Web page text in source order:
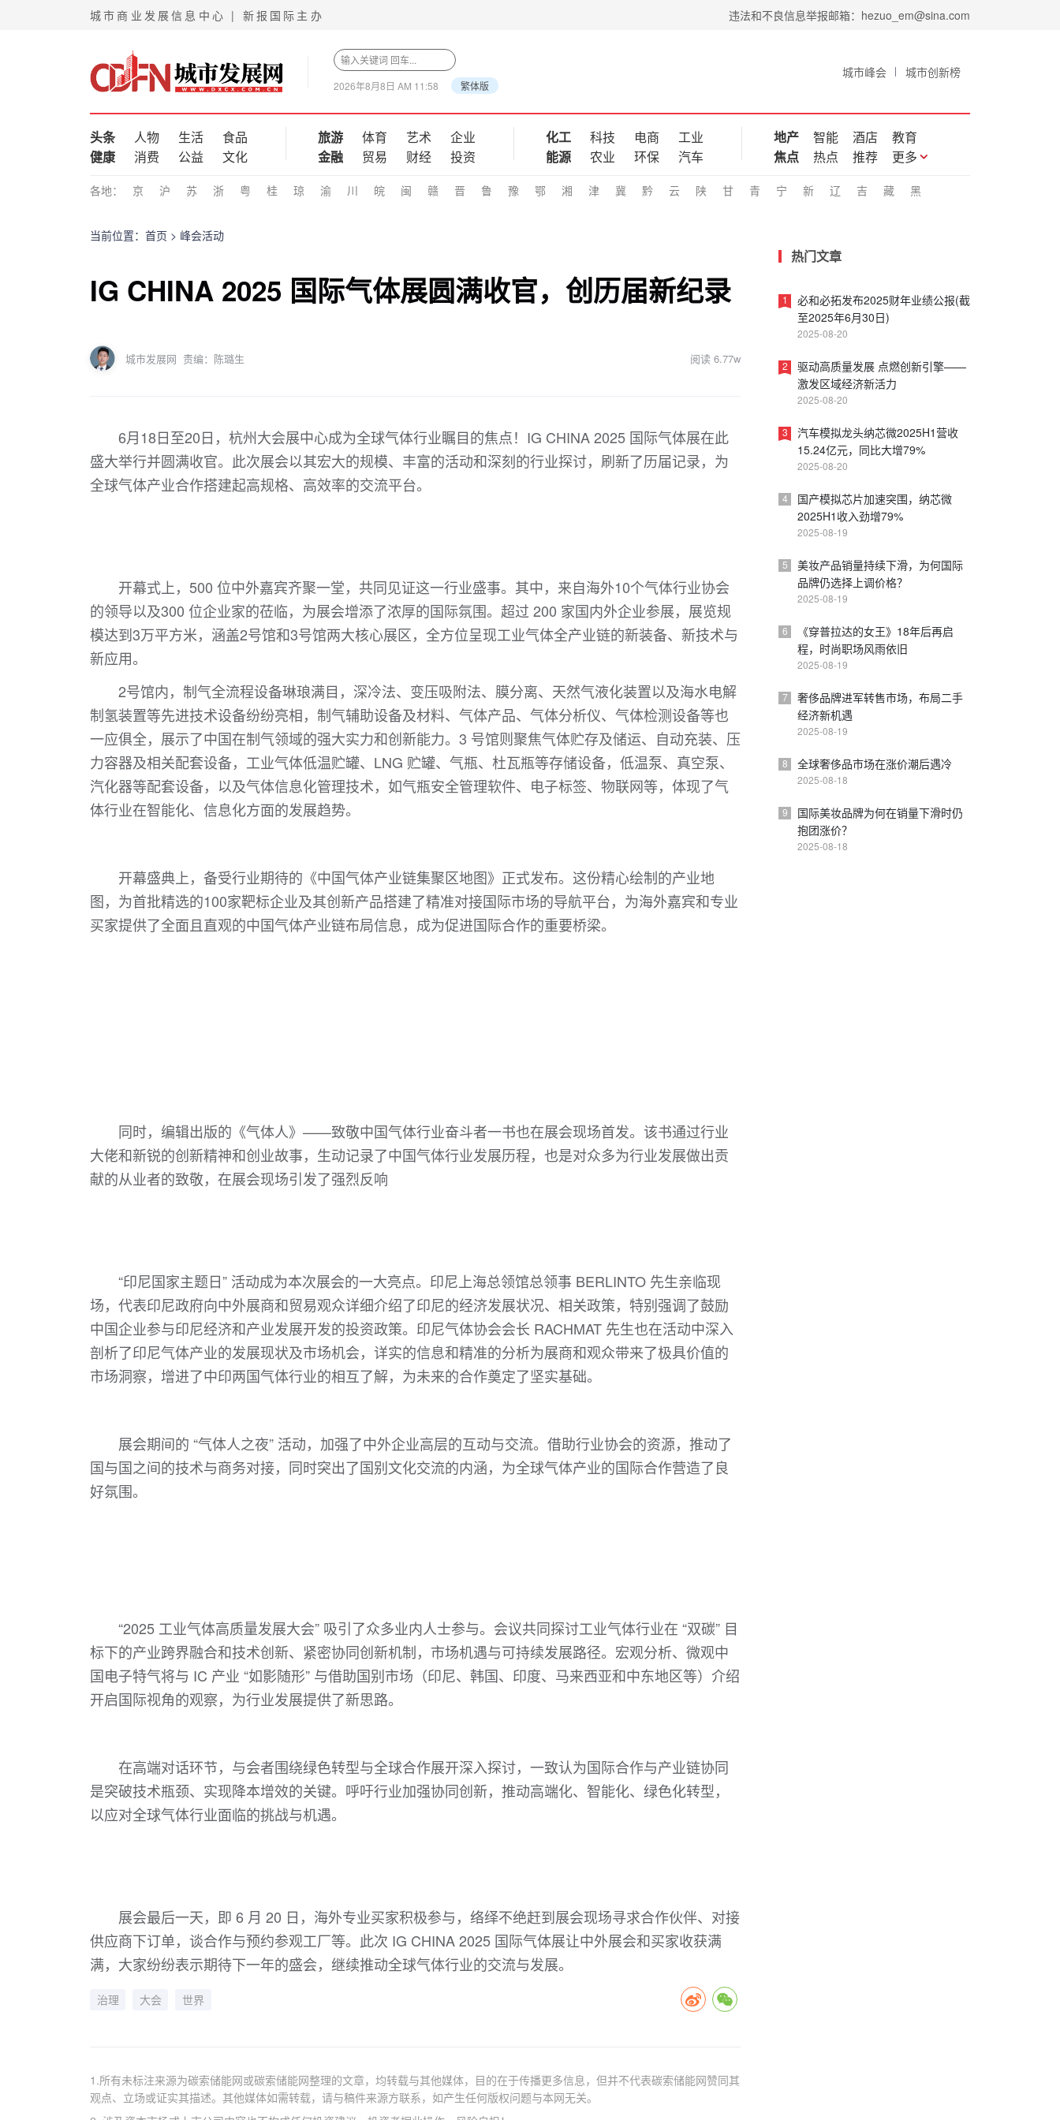
城市商业发展信息中心 | 新报国际主办 违法和不良信息举报邮箱：hezuo_em@sina.com
2026年8月8日 AM 11:58 繁体版
城市峰会 城市创新榜
头条 人物 生活
食品
健康
消费 公益 文化
旅游 体育 艺术
企业
金融
贸易 财经 投资
化工 科技 电商
工业
能源
农业 环保 汽车
地产 智能 酒店
教育
焦点
热点 推荐 更多
各地： 京 沪 苏 浙 粤 桂 琼 渝 川 皖 闽 赣 晋 鲁 豫 鄂 湘 津 冀 黔 云 陕 甘 青 宁 新 辽 吉 藏 黑
当前位置： 首页 > 峰会活动
IG CHINA 2025 国际气体展圆满收官，创历届新纪录
城市发展网 责编：陈璐生 阅读 6.77w
6月18日至20日，杭州大会展中心成为全球气体行业瞩目的焦点！IG CHINA 2025 国际气体展在此
盛大举行并圆满收官。此次展会以其宏大的规模、丰富的活动和深刻的行业探讨，刷新了历届记录，为
全球气体产业合作搭建起高规格、高效率的交流平台。
开幕式上，500 位中外嘉宾齐聚一堂，共同见证这一行业盛事。其中，来自海外10个气体行业协会
的领导以及300 位企业家的莅临，为展会增添了浓厚的国际氛围。超过 200 家国内外企业参展，展览规
模达到3万平方米，涵盖2号馆和3号馆两大核心展区，全方位呈现工业气体全产业链的新装备、新技术与
新应用。
2号馆内，制气全流程设备琳琅满目，深冷法、变压吸附法、膜分离、天然气液化装置以及海水电解
制氢装置等先进技术设备纷纷亮相，制气辅助设备及材料、气体产品、气体分析仪、气体检测设备等也
一应俱全，展示了中国在制气领域的强大实力和创新能力。3 号馆则聚焦气体贮存及储运、自动充装、压
力容器及相关配套设备，工业气体低温贮罐、LNG 贮罐、气瓶、杜瓦瓶等存储设备，低温泵、真空泵、
汽化器等配套设备，以及气体信息化管理技术，如气瓶安全管理软件、电子标签、物联网等，体现了气
体行业在智能化、信息化方面的发展趋势。
开幕盛典上，备受行业期待的《中国气体产业链集聚区地图》正式发布。这份精心绘制的产业地
图，为首批精选的100家靶标企业及其创新产品搭建了精准对接国际市场的导航平台，为海外嘉宾和专业
买家提供了全面且直观的中国气体产业链布局信息，成为促进国际合作的重要桥梁。
同时，编辑出版的《气体人》——致敬中国气体行业奋斗者一书也在展会现场首发。该书通过行业
大佬和新锐的创新精神和创业故事，生动记录了中国气体行业发展历程，也是对众多为行业发展做出贡
献的从业者的致敬，在展会现场引发了强烈反响
“印尼国家主题日” 活动成为本次展会的一大亮点。印尼上海总领馆总领事 BERLINTO 先生亲临现
场，代表印尼政府向中外展商和贸易观众详细介绍了印尼的经济发展状况、相关政策，特别强调了鼓励
中国企业参与印尼经济和产业发展开发的投资政策。印尼气体协会会长 RACHMAT 先生也在活动中深入
剖析了印尼气体产业的发展现状及市场机会，详实的信息和精准的分析为展商和观众带来了极具价值的
市场洞察，增进了中印两国气体行业的相互了解，为未来的合作奠定了坚实基础。
展会期间的 “气体人之夜” 活动，加强了中外企业高层的互动与交流。借助行业协会的资源，推动了
国与国之间的技术与商务对接，同时突出了国别文化交流的内涵，为全球气体产业的国际合作营造了良
好氛围。
“2025 工业气体高质量发展大会” 吸引了众多业内人士参与。会议共同探讨工业气体行业在 “双碳” 目
标下的产业跨界融合和技术创新、紧密协同创新机制，市场机遇与可持续发展路径。宏观分析、微观中
国电子特气将与 IC 产业 “如影随形” 与借助国别市场（印尼、韩国、印度、马来西亚和中东地区等）介绍
开启国际视角的观察，为行业发展提供了新思路。
在高端对话环节，与会者围绕绿色转型与全球合作展开深入探讨，一致认为国际合作与产业链协同
是突破技术瓶颈、实现降本增效的关键。呼吁行业加强协同创新，推动高端化、智能化、绿色化转型，
以应对全球气体行业面临的挑战与机遇。
展会最后一天，即 6 月 20 日，海外专业买家积极参与，络绎不绝赶到展会现场寻求合作伙伴、对接
供应商下订单，谈合作与预约参观工厂等。此次 IG CHINA 2025 国际气体展让中外展会和买家收获满
满，大家纷纷表示期待下一年的盛会，继续推动全球气体行业的交流与发展。
治理 大会 世界
1.所有未标注来源为碳索储能网或碳索储能网整理的文章，均转载与其他媒体，目的在于传播更多信息，但并不代表碳索储能网赞同其
观点、立场或证实其描述。其他媒体如需转载，请与稿件来源方联系，如产生任何版权问题与本网无关。
热门文章
必和必拓发布2025财年业绩公报(截
至2025年6月30日)
2025-08-20
1
驱动高质量发展 点燃创新引擎——
激发区域经济新活力
2025-08-20
2
汽车模拟龙头纳芯微2025H1营收
15.24亿元，同比大增79%
2025-08-20
3
国产模拟芯片加速突围，纳芯微
2025H1收入劲增79%
2025-08-19
4
美妆产品销量持续下滑，为何国际
品牌仍选择上调价格？
2025-08-19
5
《穿普拉达的女王》18年后再启
程，时尚职场风雨依旧
2025-08-19
6
奢侈品牌进军转售市场，布局二手
经济新机遇
2025-08-19
7
全球奢侈品市场在涨价潮后遇冷
2025-08-18
8
国际美妆品牌为何在销量下滑时仍
抱团涨价？
2025-08-18
9